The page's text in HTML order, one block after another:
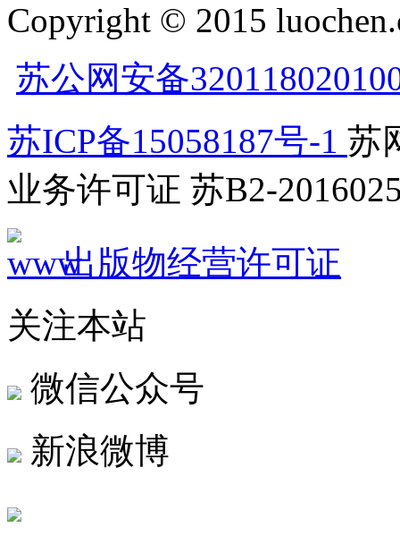
Copyright © 2015
苏公网安备
苏ICP备15058187号-1 苏
业务许可证 苏B2-
出版物经营许可证
关注本站
微信公众号
新浪微博